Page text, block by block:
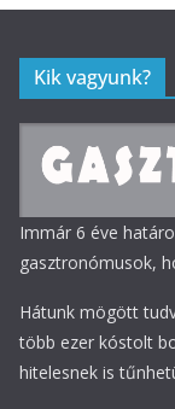
Kik vagyunk?
Immár 6 éve
gasztronómusok,
Hátunk mögött
több ezer kóstolt
hitelesnek is